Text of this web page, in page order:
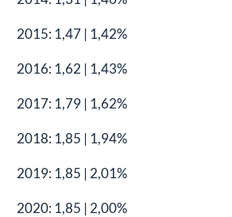
2015: 1,47 | 1,42%
2016: 1,62 | 1,43%
2017: 1,79 | 1,62%
2018: 1,85 | 1,94%
2019: 1,85 | 2,01%
2020: 1,85 | 2,00%